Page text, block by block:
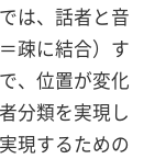
は、話者と音
疎に結合）す
、位置が変化
分類を実現し
現するための